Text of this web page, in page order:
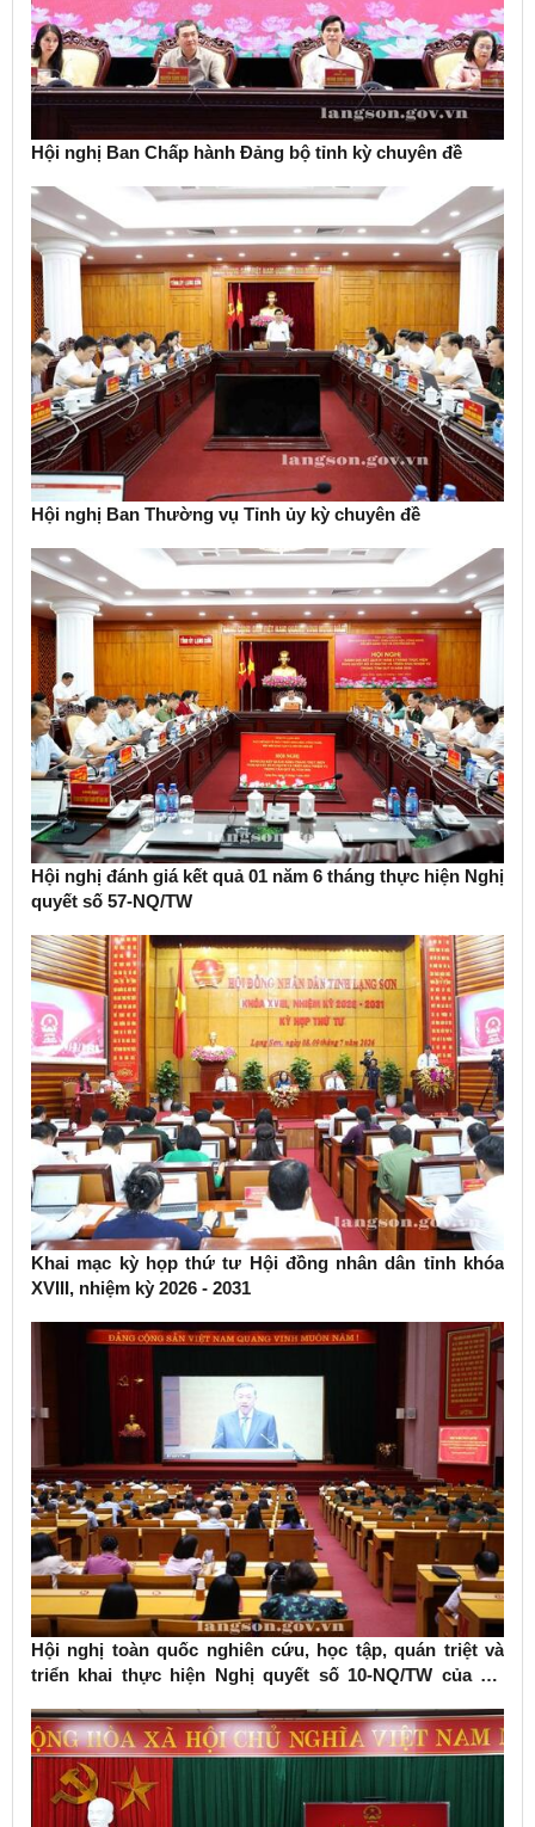
Hội nghị Ban Chấp hành Đảng bộ tỉnh kỳ chuyên đề
Hội nghị Ban Thường vụ Tỉnh ủy kỳ chuyên đề
Hội nghị đánh giá kết quả 01 năm 6 tháng thực hiện Nghị
quyết số 57-NQ/TW
Khai mạc kỳ họp thứ tư Hội đồng nhân dân tỉnh khóa
XVIII, nhiệm kỳ 2026 - 2031
Hội nghị toàn quốc nghiên cứu, học tập, quán triệt và
triển khai thực hiện Nghị quyết số 10-NQ/TW của Bộ